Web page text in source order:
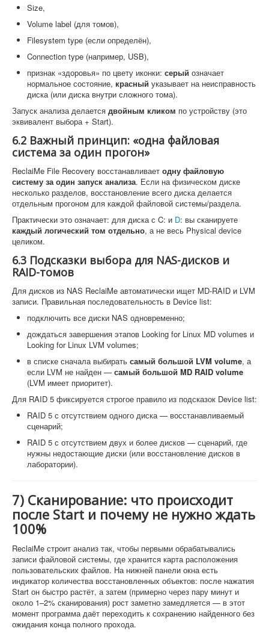
Size,
Volume label (для томов),
Filesystem type (если определён),
Connection type (например, USB),
признак «здоровья» по цвету иконки: серый означает
нормальное состояние, красный указывает на неисправность
диска (или диска внутри сложного тома).
Запуск анализа делается двойным кликом по устройству (это
эквивалент выбора + Start).
6.2 Важный принцип: «одна файловая
система за один прогон»
ReclaiMe File Recovery восстанавливает одну файловую
систему за один запуск анализа. Если на физическом диске
несколько разделов, восстановление всего диска делается
отдельным прогоном для каждой файловой системы/раздела.
Практически это означает: для диска с C: и D: вы сканируете
каждый логический том отдельно, а не весь Physical device
целиком.
6.3 Подсказки выбора для NAS-дисков и
RAID-томов
Для дисков из NAS ReclaiMe автоматически ищет MD-RAID и LVM
записи. Правильная последовательность в Device list:
подключить все диски NAS одновременно;
дождаться завершения этапов Looking for Linux MD volumes и
Looking for Linux LVM volumes;
в списке сначала выбирать самый большой LVM volume, а
если LVM не найден — самый большой MD RAID volume
(LVM имеет приоритет).
Для RAID 5 фиксируется строгое правило из подсказок Device list:
RAID 5 с отсутствием одного диска — восстанавливаемый
сценарий;
RAID 5 с отсутствием двух и более дисков — сценарий, где
нужны недостающие диски (или восстановление дисков в
лаборатории).
7) Сканирование: что происходит
после Start и почему не нужно ждать
100%
ReclaiMe строит анализ так, чтобы первыми обрабатывались
записи файловой системы, где хранится карта расположения
пользовательских файлов. На нижней панели окна есть
индикатор количества восстановленных объектов: после нажатия
Start он быстро растёт, а затем (примерно через пару минут и
около 1–2% сканирования) рост заметно замедляется — в этот
момент программа даёт переходить к сохранению найденного без
ожидания конца полного прохода.